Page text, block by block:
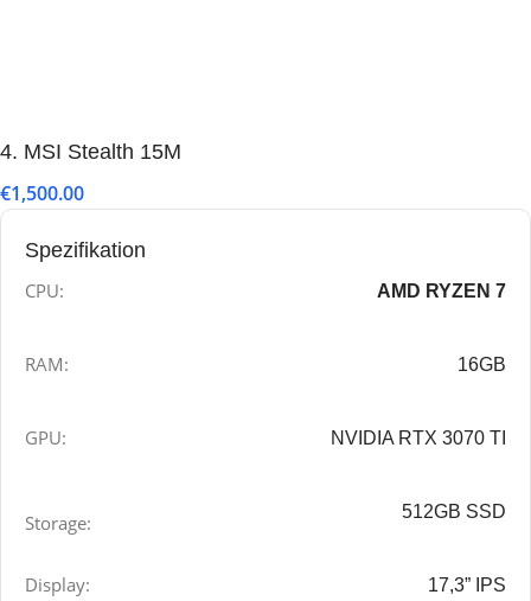
4. MSI Stealth 15M
€1,500.00
Spezifikation
CPU:
AMD RYZEN 7
RAM: 16GB
GPU: NVIDIA RTX 3070 TI
Storage: 512GB SSD
Display: 17,3” IPS